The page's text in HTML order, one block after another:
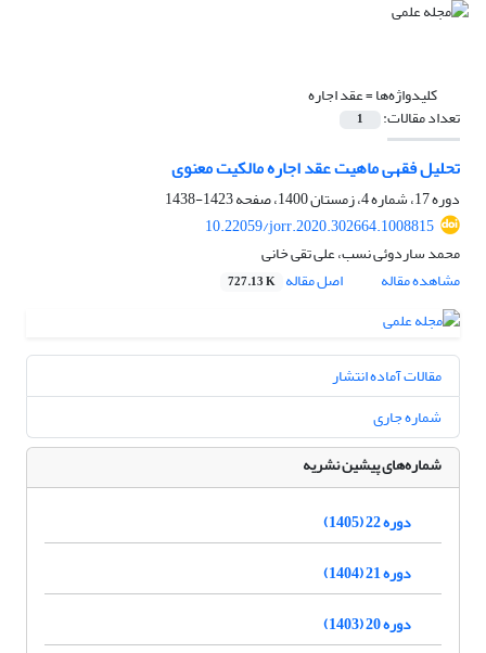
کلیدواژه‌ها =عقد اجاره
تعداد مقالات: 1
تحلیل فقهی ماهیت عقد اجاره مالکیت معنوی
دوره 17، شماره 4، زمستان 1400، صفحه
1423-1438
10.22059/jorr.2020.302664.1008815
محمد ساردوئی نسب، علی تقی خانی
مشاهده مقاله
اصل مقاله 727.13 K
مقالات آماده انتشار
شماره جاری
شماره‌های پیشین نشریه
دوره 22 (1405)
دوره 21 (1404)
دوره 20 (1403)